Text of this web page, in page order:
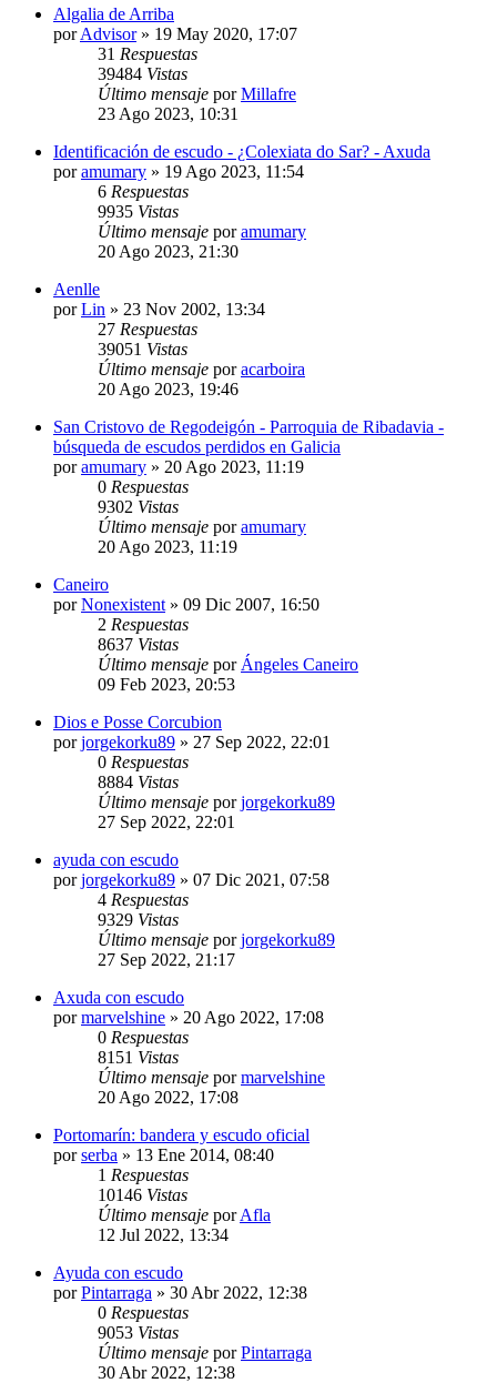
Algalia de Arriba
porAdvisor» 19 May 2020, 17:07
31 Respuestas
39484 Vistas
Último mensaje porMillafre
23 Ago 2023, 10:31
Identificación de escudo - ¿Colexiata do Sar? - Axuda
poramumary » 19 Ago 2023, 11:54
6 Respuestas
9935 Vistas
Último mensaje poramumary
20 Ago 2023, 21:30
Aenlle
porLin » 23 Nov 2002, 13:34
27 Respuestas
39051 Vistas
Último mensaje poracarboira
20 Ago 2023, 19:46
San Cristovo de Regodeigón - Parroquia de Ribadavia -
búsqueda de escudos perdidos en Galicia
poramumary » 20 Ago 2023, 11:19
0 Respuestas
9302 Vistas
Último mensaje poramumary
20 Ago 2023, 11:19
Caneiro
porNonexistent » 09 Dic 2007, 16:50
2 Respuestas
8637 Vistas
Último mensaje por Ángeles Caneiro
09 Feb 2023, 20:53
Dios e Posse Corcubion
porjorgekorku89 » 27 Sep 2022, 22:01
0 Respuestas
8884 Vistas
Último mensaje porjorgekorku89
27 Sep 2022, 22:01
ayuda con escudo
porjorgekorku89 » 07 Dic 2021, 07:58
4 Respuestas
9329 Vistas
Último mensaje porjorgekorku89
27 Sep 2022, 21:17
Axuda con escudo
pormarvelshine » 20 Ago 2022, 17:08
0 Respuestas
8151 Vistas
Último mensaje pormarvelshine
20 Ago 2022, 17:08
Portomarín: bandera y escudo oficial
porserba » 13 Ene 2014, 08:40
1 Respuestas
10146 Vistas
Último mensaje porAfla
12 Jul 2022, 13:34
Ayuda con escudo
porPintarraga » 30 Abr 2022, 12:38
0 Respuestas
9053 Vistas
Último mensaje porPintarraga
30 Abr 2022, 12:38